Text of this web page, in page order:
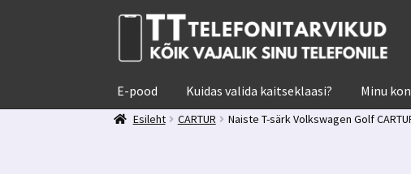
Liigu
navigeerimisele
Liigu
juurde
E-pood Kuidas valida kaitseklaasi? Minu
Esileht
CARTUR Naiste T-särk Volkswagen Golf